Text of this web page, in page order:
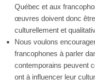
Québec et aux
œuvres doivent donc
culturellement et
Nous voulons
francophones à parler
contemporains peuvent
ont à influencer leur